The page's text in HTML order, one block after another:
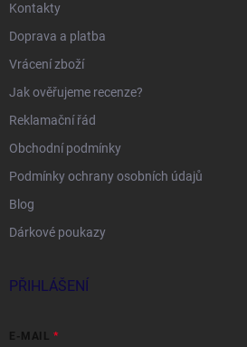
Kontakty
Doprava a platba
Vrácení zboží
Jak ověřujeme recenze?
Reklamační řád
Obchodní podmínky
Podmínky ochrany osobních údajů
Blog
Dárkové poukazy
PŘIHLÁŠENÍ
E-MAIL